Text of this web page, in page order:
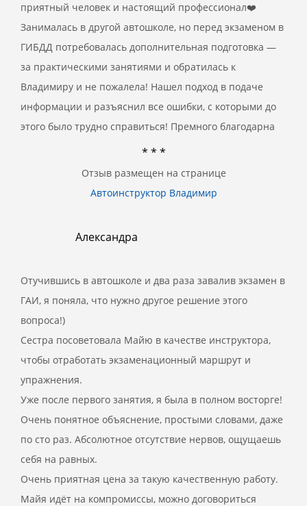
приятный человек и настоящий профессионал❤️
Занималась в другой автошколе, но перед экзаменом в
ГИБДД потребовалась дополнительная подготовка —
за практическими занятиями и обратилась к
Владимиру и не пожалела! Нашел подход в подаче
информации и разъяснил все ошибки, с которыми до
этого было трудно справиться! Премного благодарна
* * *
Отзыв размещен на странице
Автоинструктор Владимир
Александра
Отучившись в автошколе и два раза завалив экзамен в
ГАИ, я поняла, что нужно другое решение этого
вопроса!)
Сестра посоветовала Майю в качестве инструктора,
чтобы отработать экзаменационный маршрут и
упражнения.
Уже после первого занятия, я была в полном восторге!
Очень понятное объяснение, простыми словами, даже
по сто раз. Абсолютное отсутствие нервов, ощущаешь
себя на равных.
Очень приятная цена за такую качественную работу.
Майя идёт на компромиссы, можно договориться